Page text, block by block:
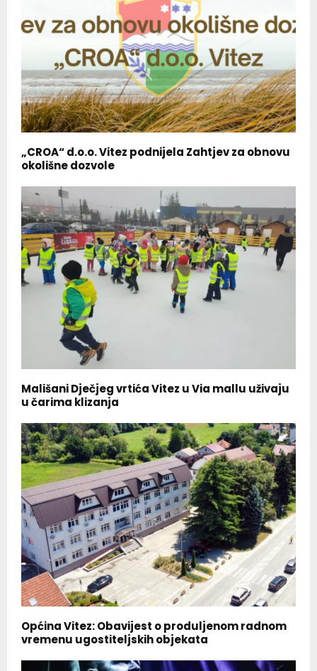
„CROA“ d.o.o. Vitez podnijela Zahtjev za obnovu
okolišne dozvole
Mališani Dječjeg vrtića Vitez u Via mallu uživaju
u čarima klizanja
Općina Vitez: Obavijest o produljenom radnom
vremenu ugostiteljskih objekata